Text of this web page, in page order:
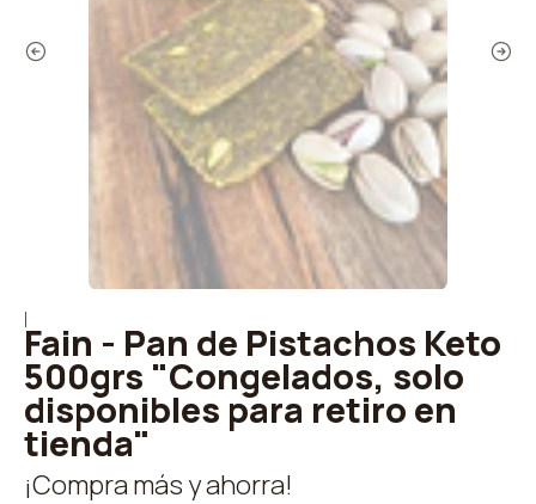
Fain - Pan de Pistachos Keto
500grs "Congelados, solo
disponibles para retiro en
tienda"
¡Compra más y ahorra!